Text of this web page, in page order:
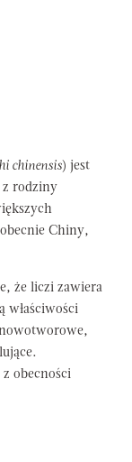
chinensis) jest
rodziny
Chiny,
że liczi zawiera
właściwości
obecności